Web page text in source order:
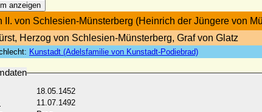
anzeigen
II. von Schlesien-Münsterberg (Heinrich der Jüngere von
Herzog von Schlesien-Münsterberg, Graf von Glatz
Kunstadt (Adelsfamilie von Kunstadt-Podiebrad)
18.05.1452
11.07.1492